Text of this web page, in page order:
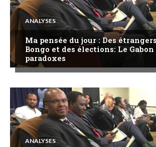
ANALYSES
Ma pensée du jour : Des
Bongo et des élections: Le Gabon
paradoxes
ANALYSES